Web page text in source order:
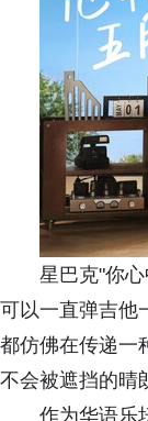
星巴克"你
可以一直弹吉他
都仿佛在传递一
不会被遮挡的晴
作为华语乐